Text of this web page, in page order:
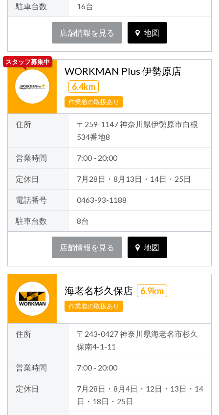
駐車台数 16台
店舗情報を見る 地図
スタッフ募集中
WORKMAN Plus 伊勢原店
6.4km
作業着の取扱あり
住所
〒259-1147 神奈川県伊勢原市白根
534番地8
営業時間 7:00 - 20:00
定休日 7月28日・8月13日・14日・25日
電話番号 0463-93-1188
駐車台数 8台
店舗情報を見る 地図
海老名杉久保店 6.9km
作業着の取扱あり
住所
〒243-0427 神奈川県海老名市杉久
保南4-1-11
営業時間 7:00 - 20:00
定休日
7月28日・8月4日・12日・13日・14
日・18日・25日